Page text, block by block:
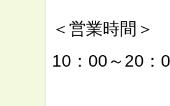
＜営業時間＞
10：00～20：